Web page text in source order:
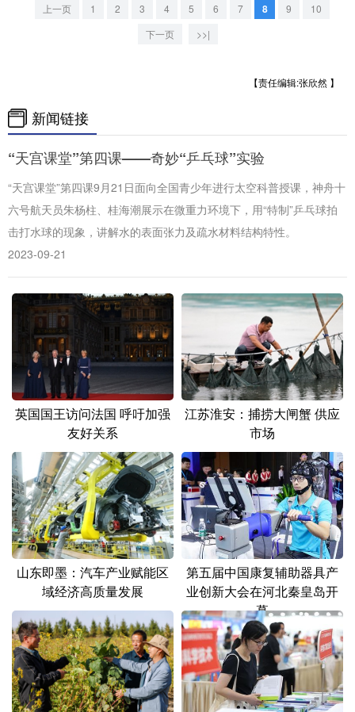
浙江 安徽 福建
重庆
四川
陕西 青海
新疆 内蒙古 黑龙江
多语种频道
English Español Français عربى
Русский язык 日本語 한국어
Deutsch Português
上一页 1 2 3 4 5 6 7 8 9
10
下一页
>>|
【责任编辑:张欣然 】
新闻链接
“天宫课堂”第四课——奇妙“乒乓球”实验
“天宫课堂”第四课9月21日面向全国青少年进行太空科普授课，神舟十
六号航天员朱杨柱、桂海潮展示在微重力环境下，用“特制”乒乓球拍
击打水球的现象，讲解水的表面张力及疏水材料结构特性。
2023-09-21
英国国王访问法国 呼吁加强
友好关系
江苏淮安：捕捞大闸蟹 供应
市场
山东即墨：汽车产业赋能区
域经济高质量发展
第五届中国康复辅助器具产
业创新大会在河北秦皇岛开
幕